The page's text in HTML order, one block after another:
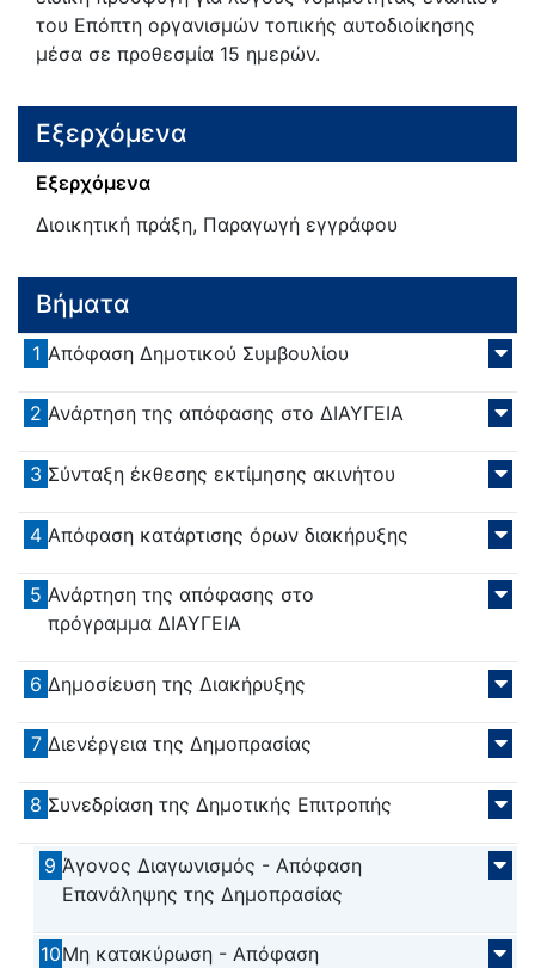
του Επόπτη οργανισμών τοπικής αυτοδιοίκησης
μέσα σε προθεσμία 15 ημερών.
Εξερχόμενα
Εξερχόμενα
Διοικητική πράξη, Παραγωγή εγγράφου
Βήματα
1 Απόφαση Δημοτικού Συμβουλίου
2 Ανάρτηση της απόφασης στο ΔΙΑΥΓΕΙΑ
3 Σύνταξη έκθεσης εκτίμησης ακινήτου
4 Απόφαση κατάρτισης όρων διακήρυξης
5 Ανάρτηση της απόφασης στο
πρόγραμμα ΔΙΑΥΓΕΙΑ
6 Δημοσίευση της Διακήρυξης
7 Διενέργεια της Δημοπρασίας
8 Συνεδρίαση της Δημοτικής Επιτροπής
9 Άγονος Διαγωνισμός - Απόφαση
Επανάληψης της Δημοπρασίας
10Μη κατακύρωση - Απόφαση